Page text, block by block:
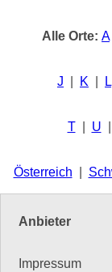
Alle Orte: A
J K L
T| U
Österreich
Anbieter
Impressum